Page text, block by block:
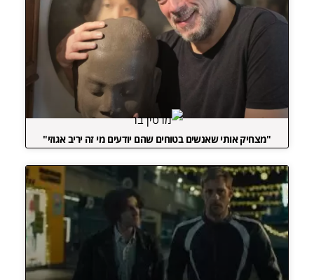
"מצחיק אותי שאנשים בטוחים שהם יודעים מי זה יריב אגוזי"